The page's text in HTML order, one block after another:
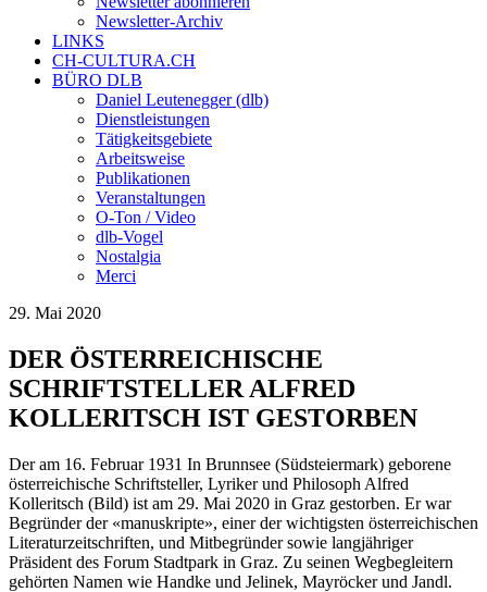
Newsletter-Archiv
LINKS
CH-CULTURA.CH
BÜRO DLB
Daniel Leutenegger (dlb)
Dienstleistungen
Tätigkeitsgebiete
Arbeitsweise
Publikationen
Veranstaltungen
O-Ton / Video
dlb-Vogel
Nostalgia
Merci
29. Mai 2020
DER ÖSTERREICHISCHE
SCHRIFTSTELLER ALFRED
KOLLERITSCH IST GESTORBEN
Der am 16. Februar 1931 In Brunnsee (Südsteiermark) geborene
österreichische Schriftsteller, Lyriker und Philosoph Alfred
Kolleritsch (Bild) ist am 29. Mai 2020 in Graz gestorben. Er war
Begründer der «manuskripte», einer der wichtigsten österreichischen
Literaturzeitschriften, und Mitbegründer sowie langjähriger
Präsident des Forum Stadtpark in Graz. Zu seinen Wegbegleitern
gehörten Namen wie Handke und Jelinek, Mayröcker und Jandl.